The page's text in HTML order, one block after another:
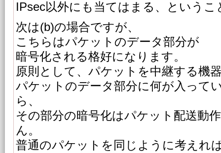
IPsec以外にも当てはまる、という
次は(b)の場合ですが、
こちらはパケットのデータ部分が
暗号化される格好になります。
原則として、パケットを中継する機
パケットのデータ部分に何が入って
ら、
その部分の暗号化はパケット配送動
ん。
普通のパケットを同じように考えれ